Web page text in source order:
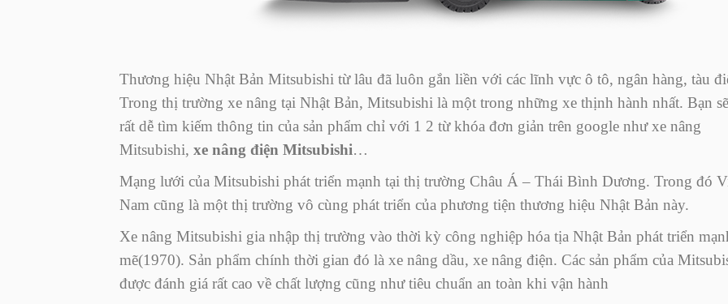
Thương hiệu Nhật Bản Mitsubishi từ lâu đã luôn gắn liền với các lĩnh vực ô tô, ngân hàng, tàu
Trong thị trường xe nâng tại Nhật Bản, Mitsubishi là một trong những xe thịnh hành nhất. Bạn sẽ
rất dễ tìm kiếm thông tin của sản phẩm chỉ với 1 2 từ khóa đơn giản trên google như xe nâng
Mitsubishi, xe nâng điện Mitsubishi…
Mạng lưới của Mitsubishi phát triển mạnh tại thị trường Châu Á – Thái Bình Dương. Trong đó
Nam cũng là một thị trường vô cùng phát triển của phương tiện thương hiệu Nhật Bản này.
Xe nâng Mitsubishi gia nhập thị trường vào thời kỳ công nghiệp hóa tịa Nhật Bản phát triển
mẽ(1970). Sản phẩm chính thời gian đó là xe nâng dầu, xe nâng điện. Các sản phẩm của
được đánh giá rất cao về chất lượng cũng như tiêu chuẩn an toàn khi vận hành